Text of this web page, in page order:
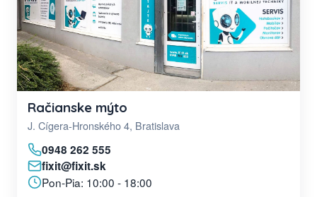
Račianske mýto
J. Cígera-Hronského 4, Bratislava
0948 262 555
fixit@fixit.sk
Pon-Pia: 10:00 - 18:00